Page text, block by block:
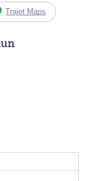
Trajet Maps